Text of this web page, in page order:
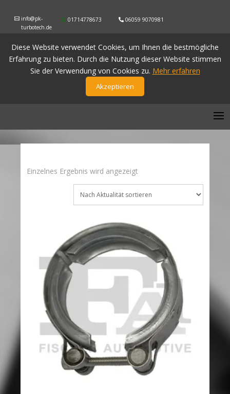
info@pk-
turbotech.de
Diese Website verwendet Cookies, um Ihnen die bestmögliche
Erfahrung zu bieten. Durch die Nutzung dieser Website stimmen
Sie der Verwendung von Cookies zu. Mehr erfahren
Akzeptieren
01714778673 06059 9070981
Einzelnes Ergebnis wird angezeigt